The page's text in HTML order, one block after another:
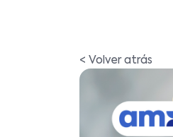
< Volver atrás